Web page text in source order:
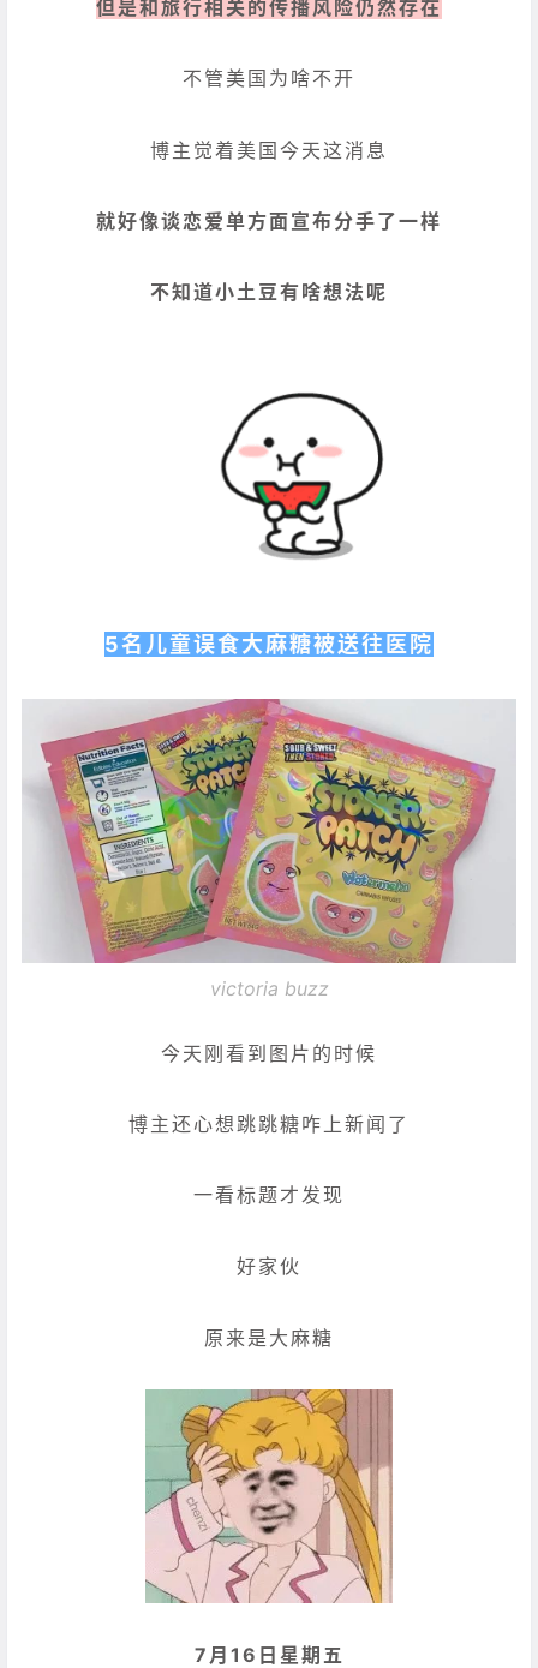
但是和旅行相关的传播风险仍然存在
不管美国为啥不开
博主觉着美国今天这消息
就好像谈恋爱单方面宣布分手了一样
不知道小土豆有啥想法呢
5名儿童误食大麻糖被送往医院
victoria buzz
今天刚看到图片的时候
博主还心想跳跳糖咋上新闻了
一看标题才发现
好家伙
原来是大麻糖
7月16日星期五